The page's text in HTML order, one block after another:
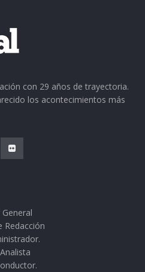
con 29 años de trayectoria.
los acontecimientos más
Redacción